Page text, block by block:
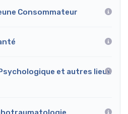
Consommateur
et autres lieux